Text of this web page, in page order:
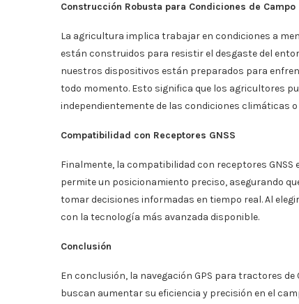
Construcción Robusta para Condiciones de Campo
La agricultura implica trabajar en condiciones a
están construidos para resistir el desgaste del
nuestros dispositivos están preparados para
todo momento. Esto significa que los agricultores
independientemente de las condiciones climáticas
Compatibilidad con Receptores GNSS
Finalmente, la compatibilidad con receptores
permite un posicionamiento preciso, asegurando
tomar decisiones informadas en tiempo real. Al
con la tecnología más avanzada disponible.
Conclusión
En conclusión, la navegación GPS para tractores
buscan aumentar su eficiencia y precisión en el